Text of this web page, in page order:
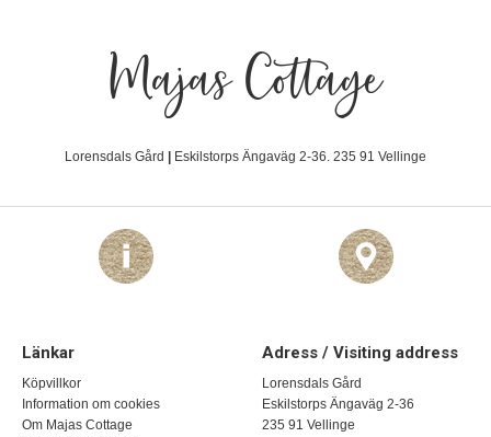
Majas Cottage
Lorensdals Gård Eskilstorps Ängaväg 2-36. 235 91 Vellinge
Länkar
Köpvillkor
Information om cookies
Om Majas Cottage
Adress / Visiting address
Lorensdals Gård
Eskilstorps Ängaväg 2-36
235 91 Vellinge